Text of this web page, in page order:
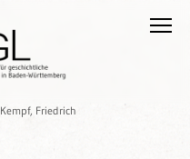
Kempf, Friedrich